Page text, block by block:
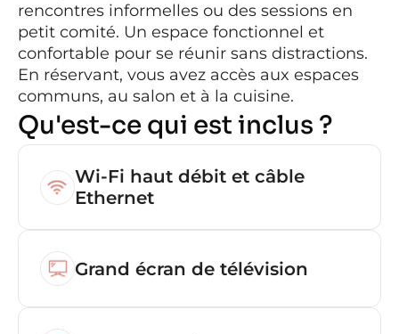
rencontres informelles ou des sessions en
petit comité. Un espace fonctionnel et
confortable pour se réunir sans distractions.
En réservant, vous avez accès aux espaces
communs, au salon et à la cuisine.
Qu'est-ce qui est inclus ?
Wi-Fi haut débit et câble
Ethernet
Grand écran de télévision